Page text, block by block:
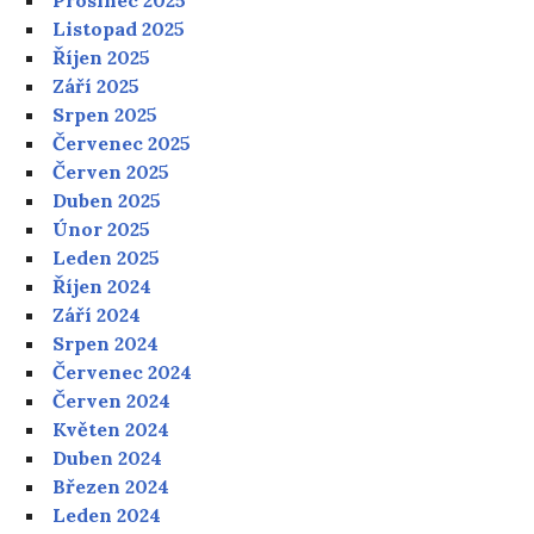
Listopad 2025
Říjen 2025
Září 2025
Srpen 2025
Červenec 2025
Červen 2025
Duben 2025
Únor 2025
Leden 2025
Říjen 2024
Září 2024
Srpen 2024
Červenec 2024
Červen 2024
Květen 2024
Duben 2024
Březen 2024
Leden 2024